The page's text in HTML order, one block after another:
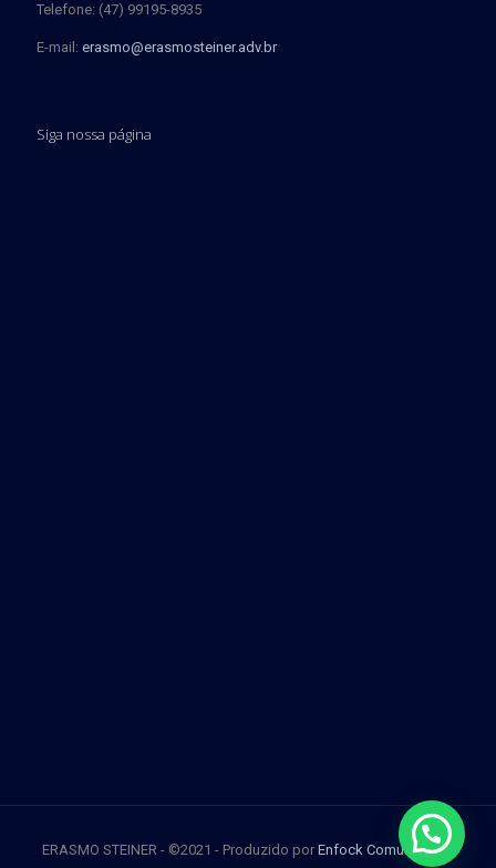
Telefone: (47) 99195-8935
E-mail: erasmo@erasmosteiner.adv.br
Siga nossa página
ERASMO STEINER - ©2021 - Produzido por Enfock Comunicação